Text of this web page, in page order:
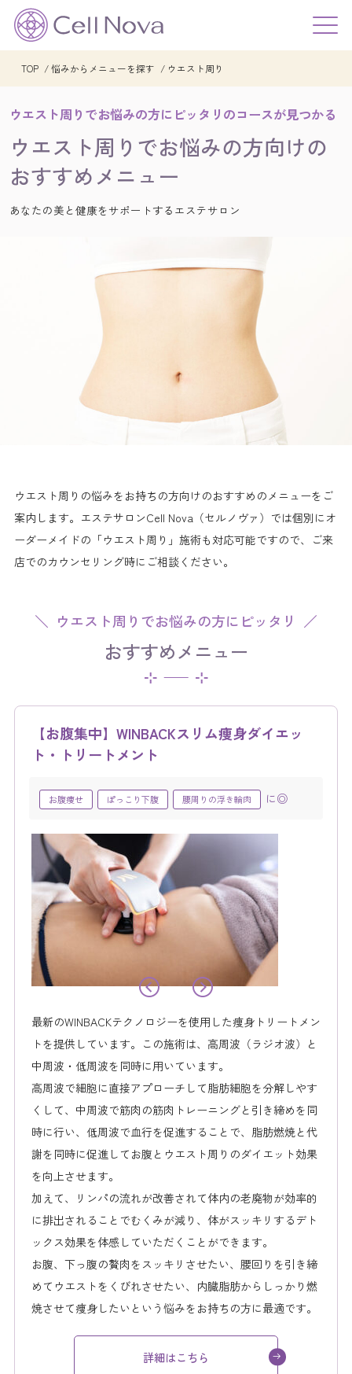
TOP 悩みからメニューを探す ウエスト周り
ウエスト周りでお悩みの方にピッタリのコースが見つかる
ウエスト周りでお悩みの方向けの
おすすめメニュー
あなたの美と健康をサポートするエステサロン
ウエスト周りの悩みをお持ちの方向けのおすすめのメニューをご
案内します。エステサロンCell Nova（セルノヴァ）では個別にオ
ーダーメイドの「ウエスト周り」施術も対応可能ですので、ご来
店でのカウンセリング時にご相談ください。
ウエスト周りでお悩みの方にピッタリ
おすすめメニュー
【お腹集中】WINBACKスリム痩身ダイエッ
ト・トリートメント
お腹痩せ ぽっこり下腹 腰周りの浮き輪肉 に◎
最新のWINBACKテクノロジーを使用した痩身トリートメン
トを提供しています。この施術は、高周波（ラジオ波）と
中周波・低周波を同時に用いています。
高周波で細胞に直接アプローチして脂肪細胞を分解しやす
くして、中周波で筋肉の筋肉トレーニングと引き締めを同
時に行い、低周波で血行を促進することで、脂肪燃焼と代
謝を同時に促進してお腹とウエスト周りのダイエット効果
を向上させます。
加えて、リンパの流れが改善されて体内の老廃物が効率的
に排出されることでむくみが減り、体がスッキリするデト
ックス効果を体感していただくことができます。
お腹、下っ腹の贅肉をスッキリさせたい、腰回りを引き締
めてウエストをくびれさせたい、内臓脂肪からしっかり燃
焼させて痩身したいという悩みをお持ちの方に最適です。
詳細はこちら